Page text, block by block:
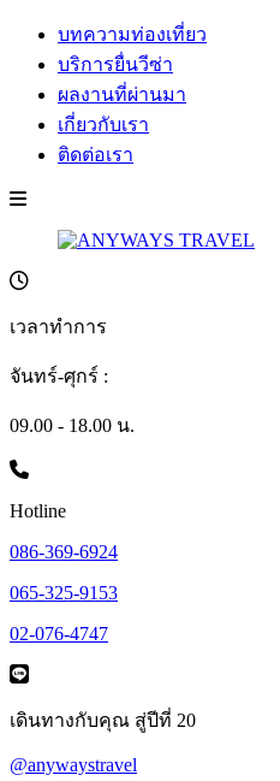
บทความท่องเที่ยว
บริการยื่นวีซ่า
ผลงานที่ผ่านมา
เกี่ยวกับเรา
ติดต่อเรา
เวลาทำการ
จันทร์-ศุกร์ :
09.00 - 18.00 น.
Hotline
086-369-6924
065-325-9153
02-076-4747
เดินทางกับคุณ สู่ปีที่ 20
@anywaystravel